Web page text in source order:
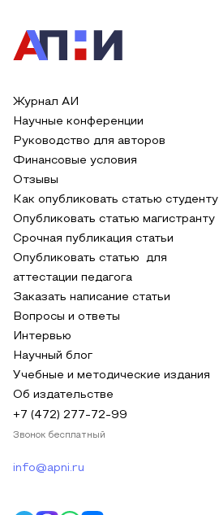
Журнал АИ
Научные конференции
Руководство для авторов
Финансовые условия
Отзывы
Как опубликовать статью студенту
Опубликовать статью магистранту
Срочная публикация статьи
Опубликовать статью для
аттестации педагога
Заказать написание статьи
Вопросы и ответы
Интервью
Научный блог
Учебные и методические издания
Об издательстве
+7 (472) 277-72-99
Звонок бесплатный
info@apni.ru